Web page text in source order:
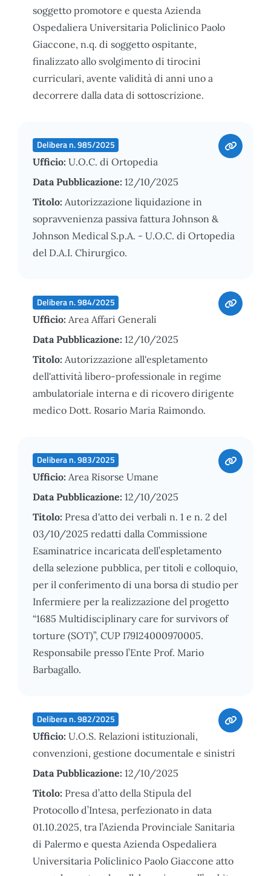
soggetto promotore e questa Azienda
Ospedaliera Universitaria Policlinico Paolo
Giaccone, n.q. di soggetto ospitante,
finalizzato allo svolgimento di tirocini
curriculari, avente validità di anni uno a
decorrere dalla data di sottoscrizione.
Delibera n. 985/2025
Ufficio: U.O.C. di Ortopedia
Data Pubblicazione: 12/10/2025
Titolo: Autorizzazione liquidazione in
sopravvenienza passiva fattura Johnson &
Johnson Medical S.p.A. - U.O.C. di Ortopedia
del D.A.I. Chirurgico.
Delibera n. 984/2025
Ufficio: Area Affari Generali
Data Pubblicazione: 12/10/2025
Titolo: Autorizzazione all'espletamento
dell'attività libero-professionale in regime
ambulatoriale interna e di ricovero dirigente
medico Dott. Rosario Maria Raimondo.
Delibera n. 983/2025
Ufficio: Area Risorse Umane
Data Pubblicazione: 12/10/2025
Titolo: Presa d'atto dei verbali n. 1 e n. 2 del
03/10/2025 redatti dalla Commissione
Esaminatrice incaricata dell’espletamento
della selezione pubblica, per titoli e colloquio,
per il conferimento di una borsa di studio per
Infermiere per la realizzazione del progetto
“1685 Multidisciplinary care for survivors of
torture (SOT)”, CUP I79I24000970005.
Responsabile presso l’Ente Prof. Mario
Barbagallo.
Delibera n. 982/2025
Ufficio: U.O.S. Relazioni istituzionali,
convenzioni, gestione documentale e sinistri
Data Pubblicazione: 12/10/2025
Titolo: Presa d’atto della Stipula del
Protocollo d’Intesa, perfezionato in data
01.10.2025, tra l’Azienda Provinciale Sanitaria
di Palermo e questa Azienda Ospedaliera
Universitaria Policlinico Paolo Giaccone atto